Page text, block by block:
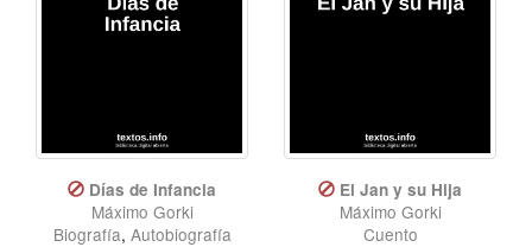
Días de Infancia
Máximo Gorki
Biografía, Autobiografía
El Jan y su Hija
Máximo Gorki
Cuento